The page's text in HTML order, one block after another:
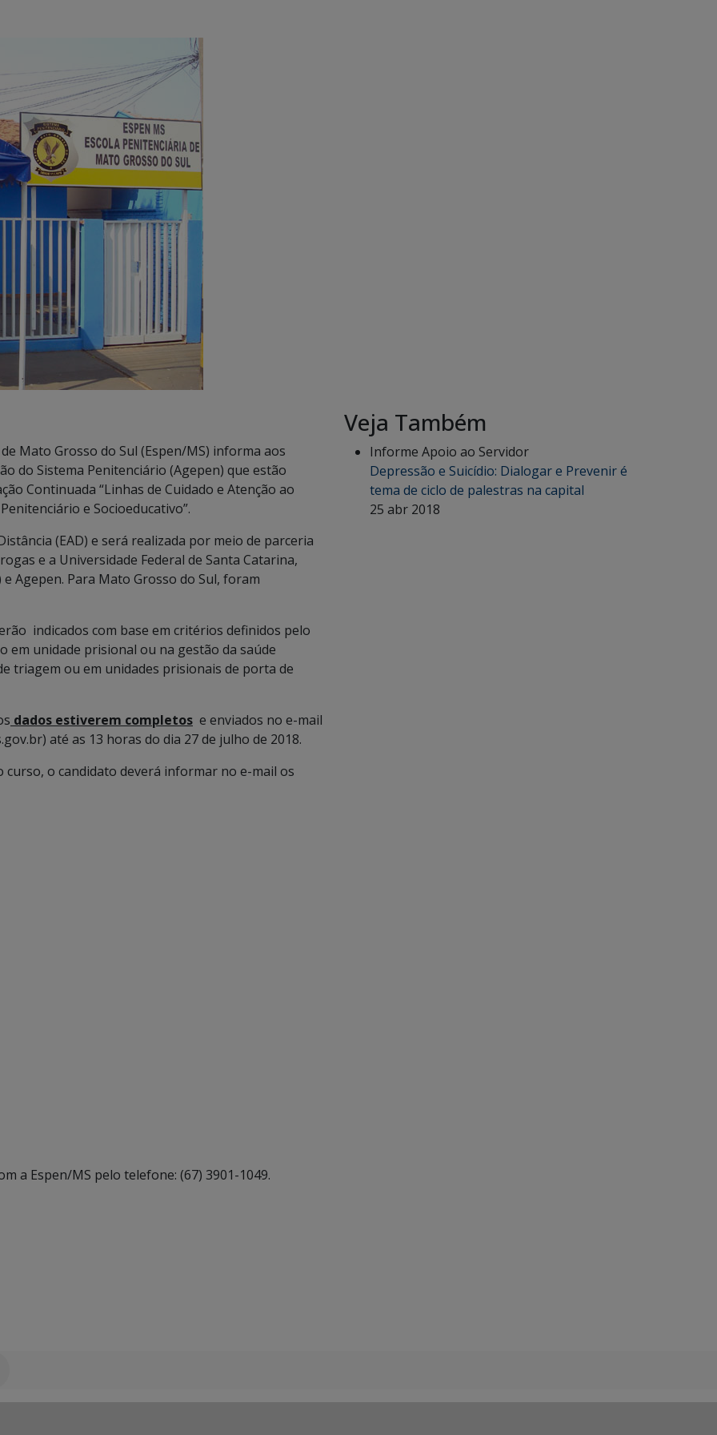
Mato Grosso do Sul (Espen/MS) informa aos
do Sistema Penitenciário (Agepen) que estão
Continuada “Linhas de Cuidado e Atenção ao
e Socioeducativo”.
(EAD) e será realizada por meio de parceria
e a Universidade Federal de Santa Catarina,
Agepen. Para Mato Grosso do Sul, foram
indicados com base em critérios definidos pelo
em unidade prisional ou na gestão da saúde
triagem ou em unidades prisionais de porta de
dados estiverem completos e enviados no e-mail
até as 13 horas do dia 27 de julho de 2018.
o candidato deverá informar no e-mail os
a Espen/MS pelo telefone: (67) 3901-1049.
Veja Também
Informe Apoio ao Servidor
Depressão e Suicídio: Dialogar e Prevenir é
tema de ciclo de palestras na capital
25 abr 2018